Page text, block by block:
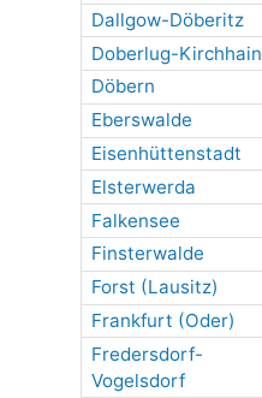
Dallgow-Döberitz
Doberlug-Kirchhain
Döbern
Eberswalde
Eisenhüttenstadt
Elsterwerda
Falkensee
Finsterwalde
Forst (Lausitz)
Frankfurt (Oder)
Fredersdorf-
Vogelsdorf